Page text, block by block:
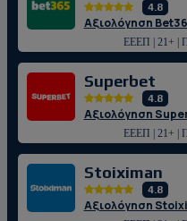
4.8
Αξιολόγηση
ΕΕΕΠ | 21+
Superbet
4.8
Αξιολόγηση
ΕΕΕΠ | 21+
Stoiximan
4.8
Αξιολόγηση